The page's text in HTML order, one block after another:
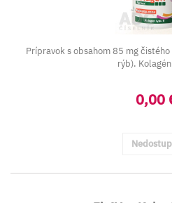
Prípravok s obsahom 85 mg
rýb).
0,00